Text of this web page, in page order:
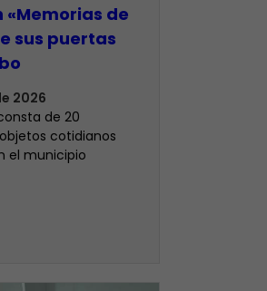
«Memorias de
sus puertas
2026
de 20
cotidianos
el municipio